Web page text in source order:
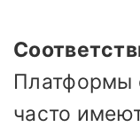
Платформы
часто